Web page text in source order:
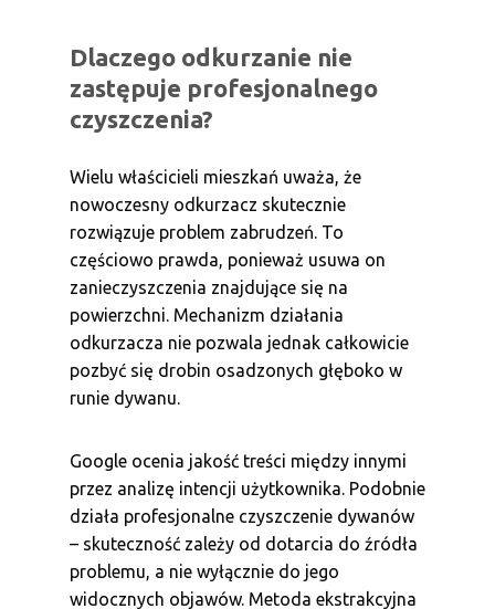
Dlaczego odkurzanie nie
zastępuje profesjonalnego
czyszczenia?
Wielu właścicieli mieszkań uważa, że
nowoczesny odkurzacz skutecznie
rozwiązuje problem zabrudzeń. To
częściowo prawda, ponieważ usuwa on
zanieczyszczenia znajdujące się na
powierzchni. Mechanizm działania
odkurzacza nie pozwala jednak całkowicie
pozbyć się drobin osadzonych głęboko w
runie dywanu.
Google ocenia jakość treści między innymi
przez analizę intencji użytkownika. Podobnie
działa profesjonalne czyszczenie dywanów
– skuteczność zależy od dotarcia do źródła
problemu, a nie wyłącznie do jego
widocznych objawów. Metoda ekstrakcyjna